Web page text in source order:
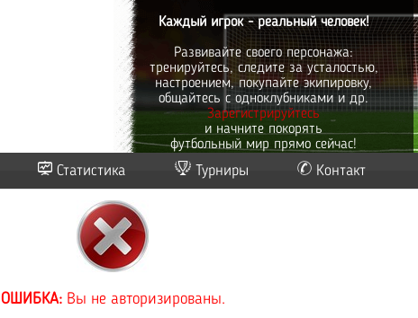
Каждый игрок - реальный человек!
Развивайте своего персонажа:
тренируйтесь, следите за усталостью,
настроением, покупайте экипировку,
общайтесь с одноклубниками и др.
Зарегистрируйтесь
и начните покорять
футбольный мир прямо сейчас!
Статистика Турниры Контакт
ОШИБКА:Вы не авторизированы.